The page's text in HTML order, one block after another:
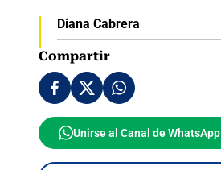
Diana Cabrera
Compartir
Unirse al Canal de WhatsApp